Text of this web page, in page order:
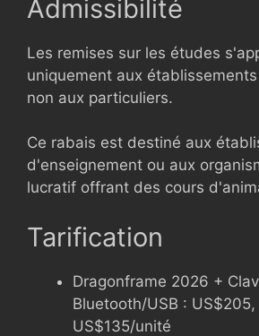
Admissibilité
Les remises sur les études
uniquement aux
non aux particuliers.
Ce rabais est destiné aux
d'enseignement ou aux
lucratif offrant des cours
Tarification
Dragonframe 2026 +
Bluetooth/USB : US$205,
US$135/unité